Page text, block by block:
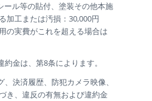
ル等の貼付、塗装その他本施
加工または汚損：30,000円
の実費がこれを超える場合は
金は、第8条によります。
決済履歴、防犯カメラ映像、
き、違反の有無および違約金